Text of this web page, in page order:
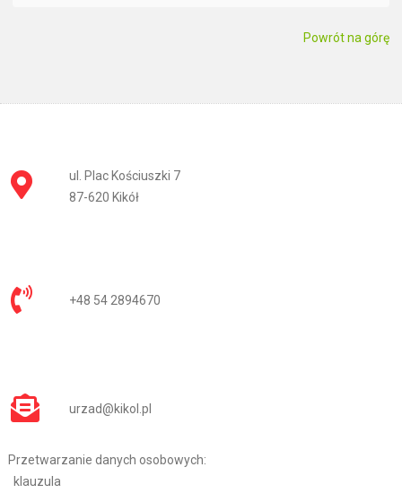
Powrót na górę
ul. Plac Kościuszki 7
87-620 Kikół
+48 54 2894670
urzad@kikol.pl
Przetwarzanie danych osobowych:
klauzula